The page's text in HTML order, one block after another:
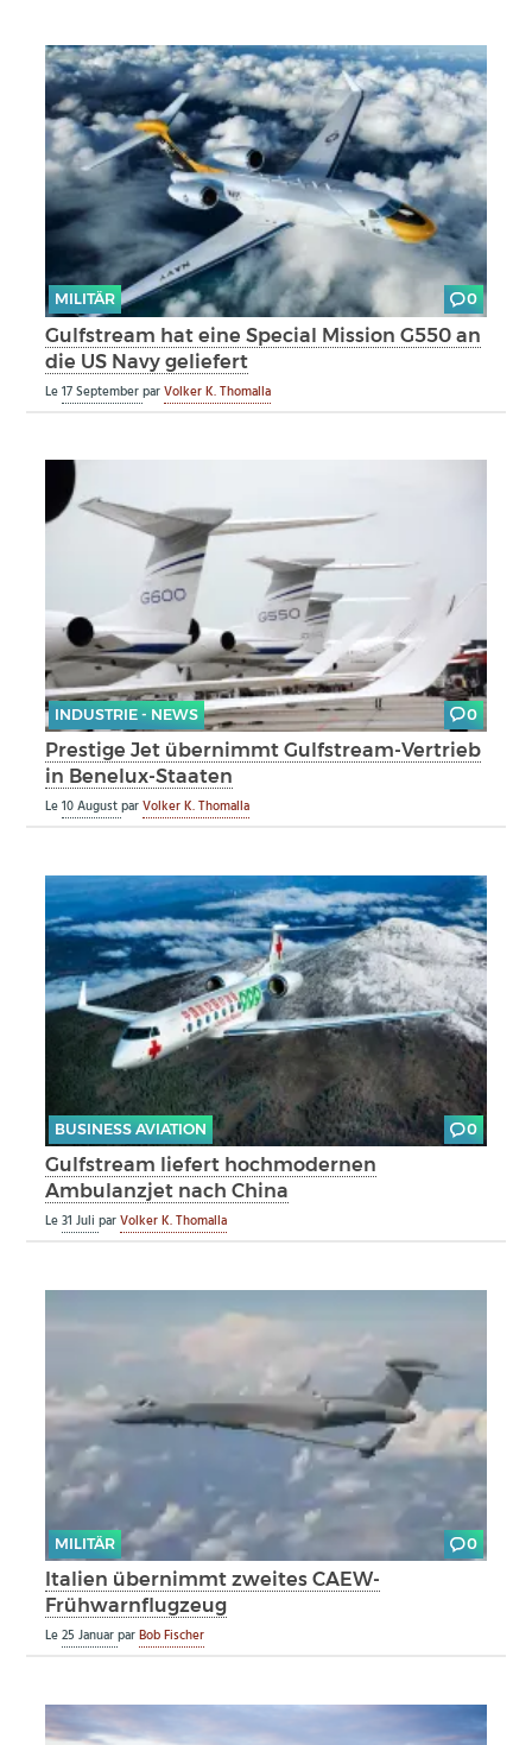
MILITÄR 0
Gulfstream hat eine Special Mission G550 an
die US Navy geliefert
Le17 SeptemberparVolker K. Thomalla
INDUSTRIE - NEWS 0
Prestige Jet übernimmt Gulfstream-Vertrieb
in Benelux-Staaten
Le10 AugustparVolker K. Thomalla
BUSINESS AVIATION 0
Gulfstream liefert hochmodernen
Ambulanzjet nach China
Le31 JuliparVolker K. Thomalla
MILITÄR 0
Italien übernimmt zweites CAEW-
Frühwarnflugzeug
Le25 JanuarparBob Fischer